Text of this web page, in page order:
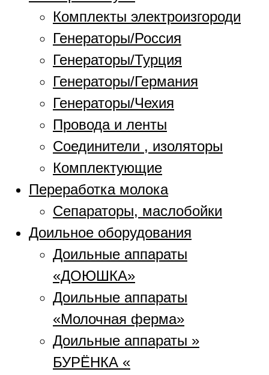
Комплекты электроизгороди
Генераторы/Россия
Генераторы/Турция
Генераторы/Германия
Генераторы/Чехия
Провода и ленты
Соединители , изоляторы
Комплектующие
Переработка молока
Сепараторы, маслобойки
Доильное оборудования
Доильные аппараты
«ДОЮШКА»
Доильные аппараты
«Молочная ферма»
Доильные аппараты »
БУРЁНКА «